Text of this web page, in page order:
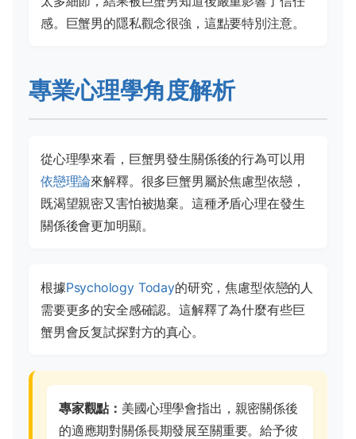
感。巨蟹男的隱私觀念很強，這點要特別注意。
專業心理學角度解析
從心理學來看，巨蟹男發生關係後的行為可以用
依戀理論來解釋。很多巨蟹男屬於焦慮型依戀，
既渴望親密又害怕被拋棄。這種矛盾心理在發生
關係後會更加明顯。
根據Psychology Today的研究，焦慮型依戀的人
需要更多的安全感確認。這解釋了為什麼有些巨
蟹男會反复試探對方的真心。
專家觀點： 美國心理學會指出，親密關係後
的適應期對關係長期發展至關重要。給予彼